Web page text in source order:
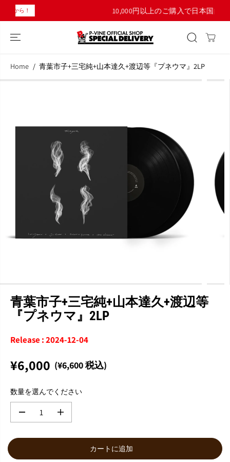
コンテンツにス
キップ 10,000円以上のご購入で日本国内送料無料！
Home 青葉市子+三宅純+山本達久+渡辺等『プネウマ』2LP
青葉市子+三宅純+山本達久+渡辺等
『プネウマ』2LP
Release : 2024-12-04
通
価
格
¥6,000 (¥6,600 税込)
数量を選んでください
数
カートに追加